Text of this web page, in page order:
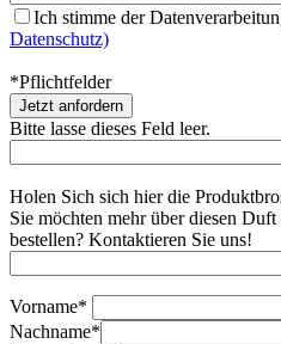
Ich stimme der
Datenschutz)
*Pflichtfelder
Bitte lasse dieses Feld leer.
Holen Sich sich hier die
Sie möchten mehr über diesen
bestellen? Kontaktieren Sie uns!
Vorname*
Nachname*